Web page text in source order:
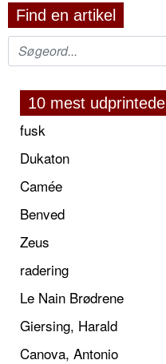
Find en artikel
10 mest udprintede
fusk
Dukaton
Camée
Benved
Zeus
radering
Le Nain Brødrene
Giersing, Harald
Canova, Antonio